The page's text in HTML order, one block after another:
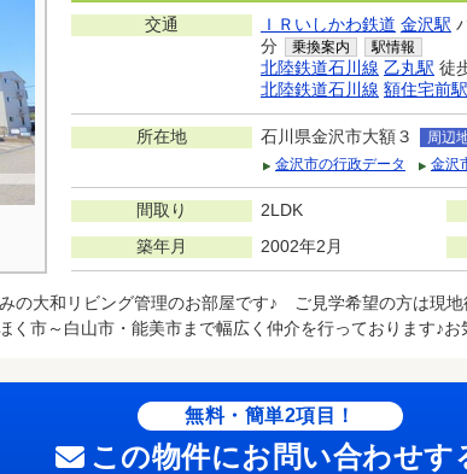
交通 ＩＲいしかわ鉄道 金沢駅
分
乗換案内 駅情報
北陸鉄道石川線 乙丸駅 徒
北陸鉄道石川線 額住宅前駅
所在地 石川県金沢市大額３
周辺
金沢市の行政データ
金沢
間取り 2LDK
築年月 2002年2月
の大和リビング管理のお部屋です♪ ご見学希望の方は現
く市～白山市・能美市まで幅広く仲介を行っております♪
無料・簡単2項目！
この物件にお問い合わせす